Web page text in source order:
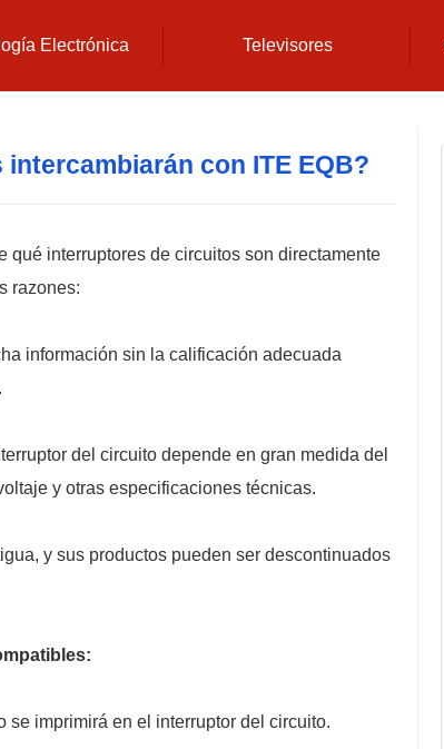
Electrónica Televisores
con ITE EQB?
qué interruptores de circuitos son directamente
razones:
información sin la calificación adecuada
del circuito depende en gran medida del
y otras especificaciones técnicas.
y sus productos pueden ser descontinuados
se imprimirá en el interruptor del circuito.